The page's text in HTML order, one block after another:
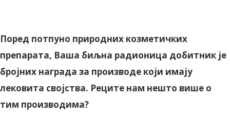
Поред потпуно природних козметичких
препарата, Ваша биљна радионица добитник је
бројних награда за производе који имају
лековита својства. Реците нам нешто више о
тим производима?